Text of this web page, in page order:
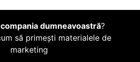
dumneavoastră?
să primești materialele de
marketing